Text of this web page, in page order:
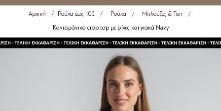
Αρχική / Ρούχα έως 10€ / Ρούχα / Μπλούζες & Τοπ /
Κοντομάνικο crop top με ρίγες και γιακά Navy